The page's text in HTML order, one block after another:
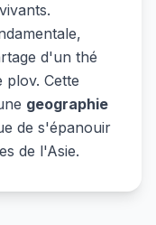
d'un thé
Cette
geographie
de s'épanouir
de l'Asie.